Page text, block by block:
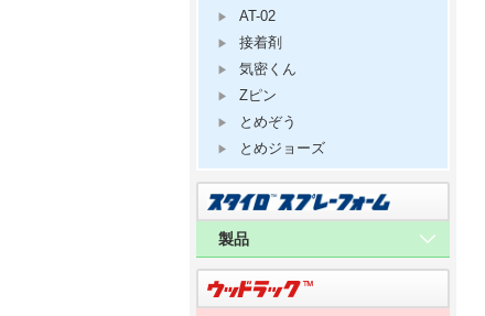
AT-02
接着剤
気密くん
Zピン
とめぞう
とめジョーズ
製品